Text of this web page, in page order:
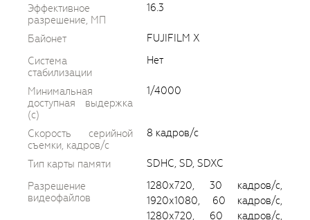
Эффективное
разрешение, МП
16.3
Байонет
FUJIFILM X
Система
стабилизации
Нет
Минимальная
доступная выдержка
(c)
1/4000
Скорость серийной
съемки, кадров/с
8 кадров/с
Тип карты памяти
SDHC, SD, SDXC
Разрешение
видеофайлов
1280х720, 30 кадров/с,
1920х1080, 60 кадров/с,
1280х720, 60 кадров/с,